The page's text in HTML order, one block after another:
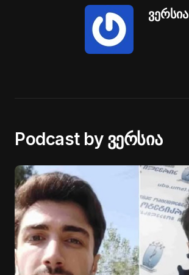
ვერსია
Podcast by ვერსია